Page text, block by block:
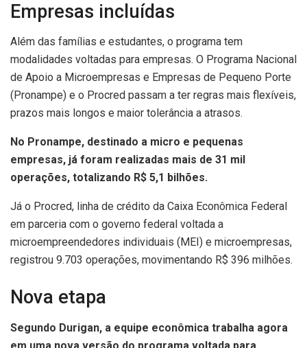
Empresas incluídas
Além das famílias e estudantes, o programa tem
modalidades voltadas para empresas. O Programa Nacional
de Apoio a Microempresas e Empresas de Pequeno Porte
(Pronampe) e o Procred passam a ter regras mais flexíveis,
prazos mais longos e maior tolerância a atrasos.
No Pronampe, destinado a micro e pequenas
empresas, já foram realizadas mais de 31 mil
operações, totalizando R$ 5,1 bilhões.
Já o Procred, linha de crédito da Caixa Econômica Federal
em parceria com o governo federal voltada a
microempreendedores individuais (MEI) e microempresas,
registrou 9.703 operações, movimentando R$ 396 milhões.
Nova etapa
Segundo Durigan, a equipe econômica trabalha agora
em uma nova versão do programa voltada para